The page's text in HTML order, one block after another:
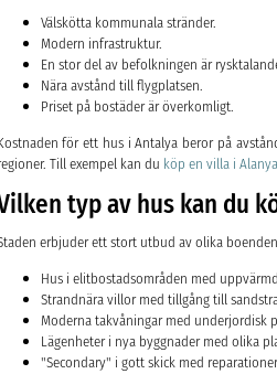
Välskötta kommunala stränder.
Modern infrastruktur.
En stor del av befolkningen är
Nära avstånd till flygplatsen.
Priset på bostäder är överkomligt.
för ett hus i Antalya beror på
Till exempel kan du köp en villa i
typ av hus kan du
erbjuder ett stort utbud av olika
Hus i elitbostadsområden med
Strandnära villor med tillgång till
Moderna takvåningar med underjordisk
Lägenheter i nya byggnader med olika
"Secondary" i gott skick med